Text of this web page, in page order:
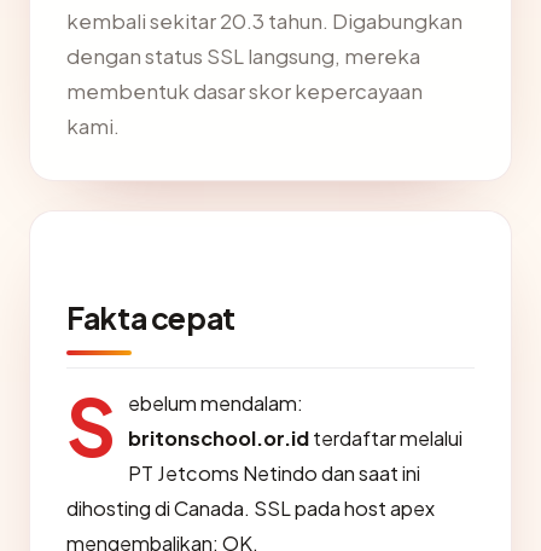
kembali sekitar 20.3 tahun. Digabungkan
dengan status SSL langsung, mereka
membentuk dasar skor kepercayaan
kami.
Fakta cepat
S
ebelum mendalam:
britonschool.or.idterdaftar melalui
PT Jetcoms Netindo dan saat ini
dihosting di Canada. SSL pada host apex
mengembalikan: OK.